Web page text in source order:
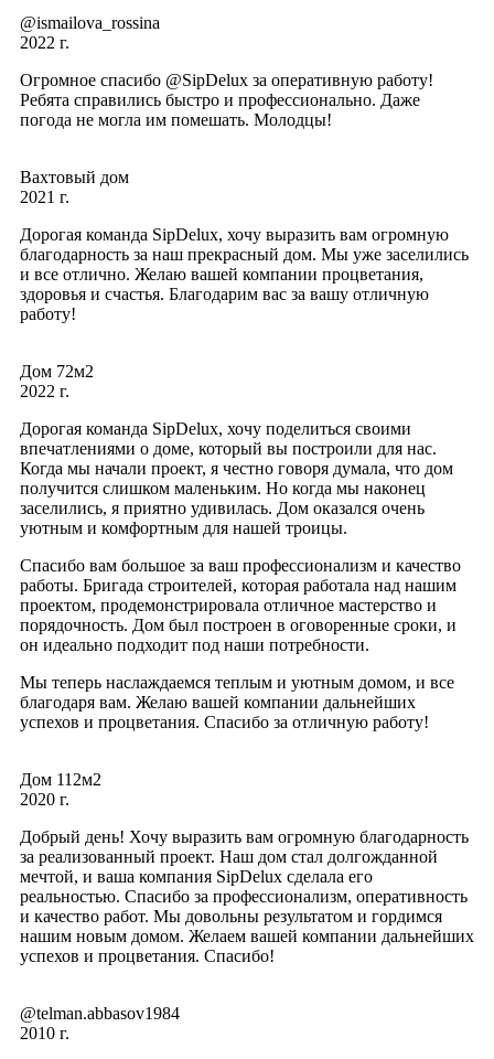
@ismailova_rossina
2022 г.
Огромное спасибо @SipDelux за оперативную работу!
Ребята справились быстро и профессионально. Даже
погода не могла им помешать. Молодцы!
Вахтовый дом
2021 г.
Дорогая команда SipDelux, хочу выразить вам огромную
благодарность за наш прекрасный дом. Мы уже заселились
и все отлично. Желаю вашей компании процветания,
здоровья и счастья. Благодарим вас за вашу отличную
работу!
Дом 72м2
2022 г.
Дорогая команда SipDelux, хочу поделиться своими
впечатлениями о доме, который вы построили для нас.
Когда мы начали проект, я честно говоря думала, что дом
получится слишком маленьким. Но когда мы наконец
заселились, я приятно удивилась. Дом оказался очень
уютным и комфортным для нашей троицы.
Спасибо вам большое за ваш профессионализм и качество
работы. Бригада строителей, которая работала над нашим
проектом, продемонстрировала отличное мастерство и
порядочность. Дом был построен в оговоренные сроки, и
он идеально подходит под наши потребности.
Мы теперь наслаждаемся теплым и уютным домом, и все
благодаря вам. Желаю вашей компании дальнейших
успехов и процветания. Спасибо за отличную работу!
Дом 112м2
2020 г.
Добрый день! Хочу выразить вам огромную благодарность
за реализованный проект. Наш дом стал долгожданной
мечтой, и ваша компания SipDelux сделала его
реальностью. Спасибо за профессионализм, оперативность
и качество работ. Мы довольны результатом и гордимся
нашим новым домом. Желаем вашей компании дальнейших
успехов и процветания. Спасибо!
@telman.abbasov1984
2010 г.